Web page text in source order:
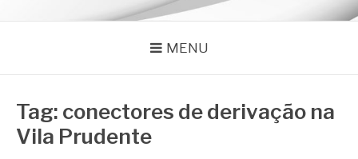
MENU
Tag: conectores de derivação na
Vila Prudente